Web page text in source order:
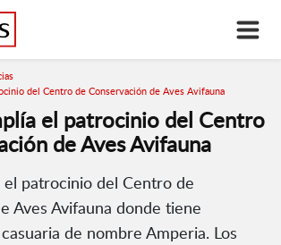
del Centro de Conservación de Aves Avifauna
el patrocinio del Centro
de Aves Avifauna
patrocinio del Centro de
Aves Avifauna donde tiene
de nombre Amperia. Los